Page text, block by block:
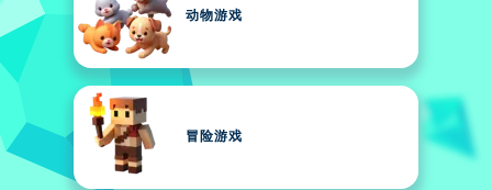
动物游戏
冒险游戏